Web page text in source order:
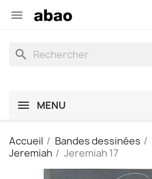

search
MENU
Accueil Bandes dessinées
Jeremiah
Jeremiah 17